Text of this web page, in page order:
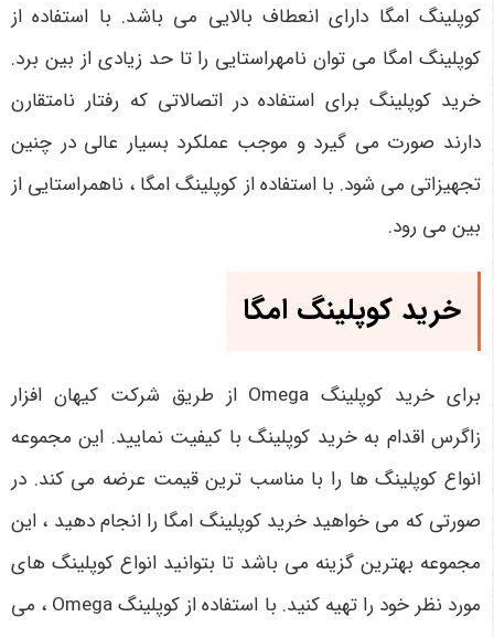
کوپلینگ امگا دارای انعطاف بالایی می باشد. با استفاده از
کوپلینگ امگا می توان نامهراستایی را تا حد زیادی از بین برد.
خرید کوپلینگ برای استفاده در اتصالاتی که رفتار نامتقارن
دارند صورت می گیرد و موجب عملکرد بسیار عالی در چنین
تجهیزاتی می شود. با استفاده از کوپلینگ امگا ، ناهمراستایی از
بین می رود.
خرید کوپلینگ امگا
برای خرید کوپلینگ Omega از طریق شرکت کیهان افزار
زاگرس اقدام به خرید کوپلینگ با کیفیت نمایید. این مجموعه
انواع کوپلینگ ها را با مناسب ترین قیمت عرضه می کند. در
صورتی که می خواهید خرید کوپلینگ امگا را انجام دهید ، این
مجموعه بهترین گزینه می باشد تا بتوانید انواع کوپلینگ های
مورد نظر خود را تهیه کنید. با استفاده از کوپلینگOmega
، می